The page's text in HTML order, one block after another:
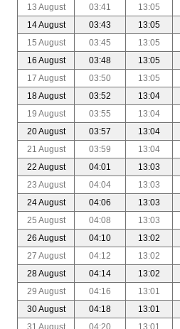
13 August
03:41 13:05
14 August
03:43 13:05
15 August
03:45 13:05
16 August
03:48 13:05
17 August
03:50 13:05
18 August
03:52 13:04
19 August
03:55 13:04
20 August
03:57 13:04
21 August
03:59 13:04
22 August
04:01 13:03
23 August
04:04 13:03
24 August
04:06 13:03
25 August
04:08 13:03
26 August
04:10 13:02
27 August
04:12 13:02
28 August
04:14 13:02
29 August
04:16 13:01
30 August
04:18 13:01
31 August
04:20 13:01